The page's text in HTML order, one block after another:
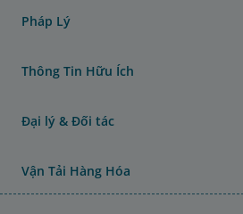
Pháp Lý
Thông Tin Hữu Ích
Đại lý & Đối tác
Vận Tải Hàng Hóa